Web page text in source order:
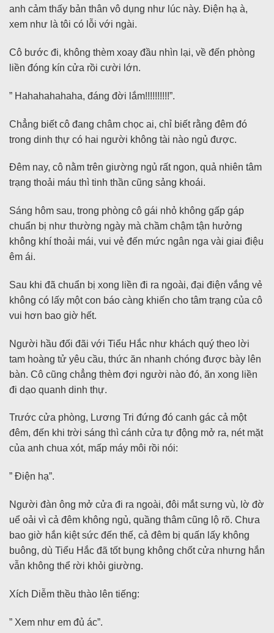
anh cảm thấy bản thân vô dụng như lúc này. Điện hạ à,
xem như là tôi có lỗi với ngài.
Cô bước đi, không thèm xoay đầu nhìn lại, về đến phòng
liền đóng kín cửa rồi cười lớn.
” Hahahahahaha, đáng đời lắm!!!!!!!!!!”.
Chẳng biết cô đang châm chọc ai, chỉ biết rằng đêm đó
trong dinh thự có hai người không tài nào ngủ được.
Đêm nay, cô nằm trên giường ngủ rất ngon, quả nhiên tâm
trạng thoải máu thì tinh thần cũng sảng khoái.
Sáng hôm sau, trong phòng cô gái nhỏ không gấp gáp
chuẩn bị như thường ngày mà chầm chậm tận hưởng
không khí thoải mái, vui vẻ đến mức ngân nga vài giai điệu
êm ái.
Sau khi đã chuẩn bị xong liền đi ra ngoài, đại điện vắng vẻ
không có lấy một con báo càng khiến cho tâm trạng của cô
vui hơn bao giờ hết.
Người hầu đối đãi với Tiểu Hắc như khách quý theo lời
tam hoàng tử yêu cầu, thức ăn nhanh chóng được bày lên
bàn. Cô cũng chẳng thèm đợi người nào đó, ăn xong liền
đi dạo quanh dinh thự.
Trước cửa phòng, Lương Tri đứng đó canh gác cả một
đêm, đến khi trời sáng thì cánh cửa tự động mở ra, nét mặt
của anh chua xót, mấp máy môi rồi nói:
” Điện hạ”.
Người đàn ông mở cửa đi ra ngoài, đôi mắt sưng vù, lờ đờ
uể oải vì cả đêm không ngủ, quầng thâm cũng lộ rõ. Chưa
bao giờ hắn kiệt sức đến thế, cả đêm bị quấn lấy không
buông, dù Tiểu Hắc đã tốt bụng không chốt cửa nhưng hắn
vẫn không thể rời khỏi giường.
Xích Diễm thều thào lên tiếng:
” Xem như em đủ ác”.